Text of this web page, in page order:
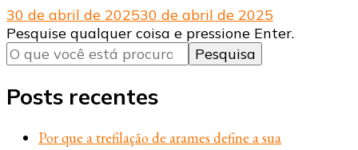
30 de abril de 202530 de abril de 2025
Procurando
algo?
Pesquise qualquer coisa e pressione Enter.
Posts recentes
Por que a trefilação de arames define a sua